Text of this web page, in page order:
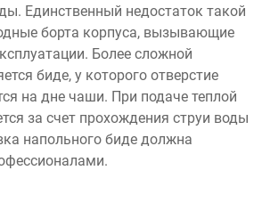
Единственный недостаток такой
борта корпуса, вызывающие
Более сложной
биде, у которого отверстие
на дне чаши. При подаче теплой
за счет прохождения струи воды
напольного биде должна